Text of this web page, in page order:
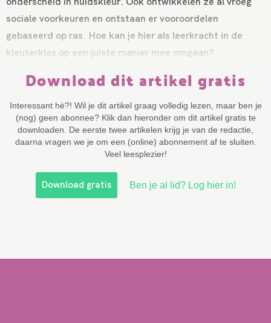
sociale voorkeuren en ontstaan er vooroordelen
gebaseerd op ras. Hoe kan je hier als leerkracht in de
kleuterklas op een juiste manier mee omgaan?
Download dit artikel gratis
Interessant hè?! Wil je dit artikel graag volledig lezen, maar ben je
(nog) geen abonnee? Klik dan hieronder om dit artikel gratis te
downloaden. De eerste twee artikelen krijg je van de redactie,
daarna vragen we je om een (online) abonnement af te sluiten.
Veel leesplezier!
Download gratis Ben je al lid? Log hier in!